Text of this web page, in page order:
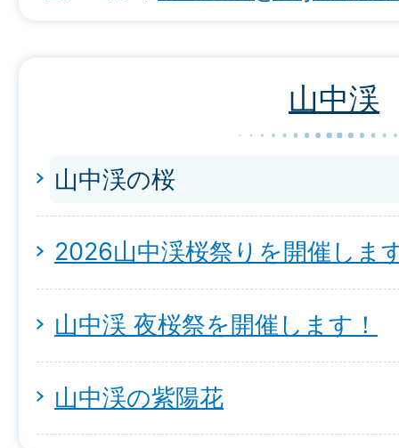
山中渓
山中渓の桜
2026山中渓桜祭りを開催しま
山中渓 夜桜祭を開催します！
山中渓の紫陽花